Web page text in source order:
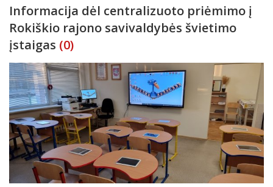
Informacija dėl centralizuoto priėmimo į
Rokiškio rajono savivaldybės švietimo
įstaigas (0)